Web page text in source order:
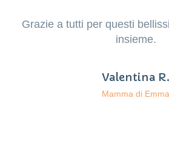
Grazie a tutti per questi
insieme.
Valentina R.
Mamma di Emma